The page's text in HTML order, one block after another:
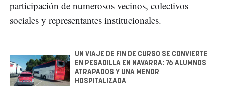
participación de numerosos vecinos, colectivos
sociales y representantes institucionales.
UN VIAJE DE FIN DE CURSO SE CONVIERTE
EN PESADILLA EN NAVARRA: 76 ALUMNOS
ATRAPADOS Y UNA MENOR
HOSPITALIZADA